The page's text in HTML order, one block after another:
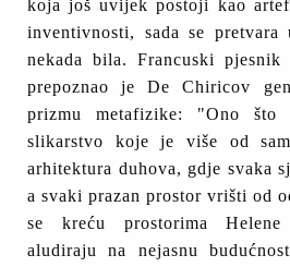
koja još uvijek postoji kao
inventivnosti, sada se
nekada bila. Francuski
prepoznao je De Chiricov
prizmu metafizike: "Ono
slikarstvo koje je više od
arhitektura duhova, gdje svaka
a svaki prazan prostor vrišti od
se kreću prostorima Helene
aludiraju na nejasnu